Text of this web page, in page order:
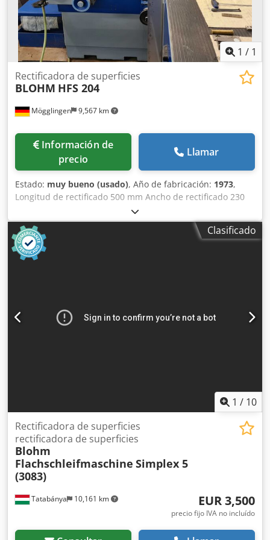
adyacente (800 x 500 mm) - Panel de control giratorio -
Manual de operación y manual de piezas de repuesto
Espacio requerido (largo x ancho x alto): 3000 x 2200 x 2100
mm Peso de la máquina de rectificado plano: 3000 kg Peso
del armario de control: 200 kg Buen estado
1 / 1
Mögglingen 9,567 km
Rectificadora de superficies
BLOHM HFS 204
Información de
precio
Llamar
Estado: muy bueno (usado), Año de fabricación: 1973,
Longitud de rectificado 500 mm Ancho de rectificado 230
mm Tamaño de la mesa 760 x 200 mm Entrega automática
Dksdpfx Aijwn Tdxjgsr placa magnética sistema de filtrado
Clasificado
1 / 10
Tatabánya 10,161 km
Rectificadora de superficies
rectificadora de superficies
Blohm
Flachschleifmaschine Simplex 5
(3083)
EUR 3,500
precio fijo IVA no incluído